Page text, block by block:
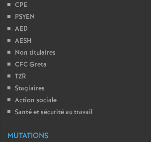
CPE
PSYEN
AED
AESH
Non titulaires
CFC Greta
TZR
Stagiaires
Action sociale
Santé et sécurité au travail
MUTATIONS